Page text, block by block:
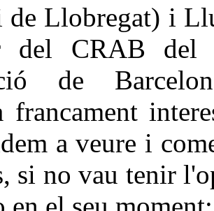
de Llobregat) i
del CRAB del
de
francament
a veure i
si no vau tenir